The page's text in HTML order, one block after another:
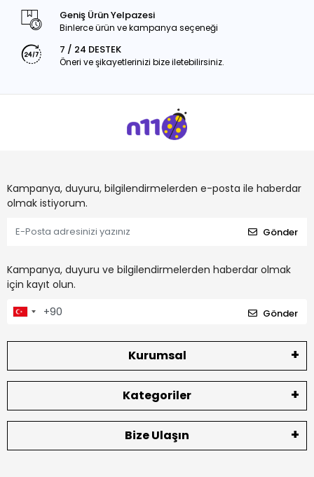
Geniş Ürün Yelpazesi
Binlerce ürün ve kampanya seçeneği
7 / 24 DESTEK
Öneri ve şikayetlerinizi bize iletebilirsiniz.
Kampanya, duyuru, bilgilendirmelerden e-posta ile haberdar
olmak istiyorum.
Gönder
Kampanya, duyuru ve bilgilendirmelerden haberdar olmak
için kayıt olun.
Gönder
Kurumsal
Kategoriler
Bize Ulaşın